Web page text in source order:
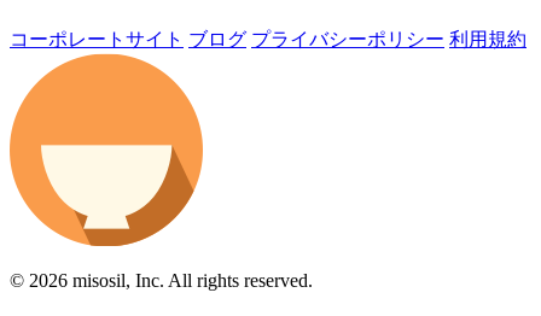
コーポレートサイト ブログ プライバシーポリシー 利用規約
© 2026 misosil, Inc. All rights reserved.